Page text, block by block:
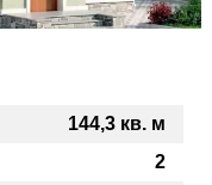
144,3 кв. м
2